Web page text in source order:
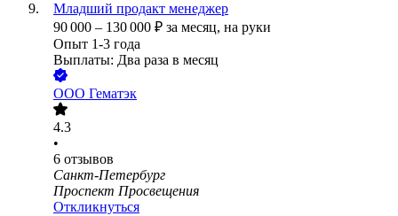
Младший продакт менеджер
90 000 – 130 000 ₽ за месяц, на руки
Опыт 1-3 года
Выплаты: Два раза в месяц
ООО Гематэк
4.3
•
6 отзывов
Санкт-Петербург
Проспект Просвещения
Откликнуться